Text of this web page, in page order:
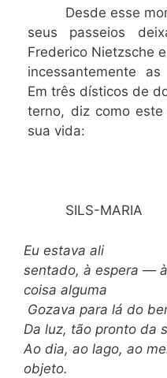
Desde esse
seus passeios
Frederico Nietzsche
incessantemente
Em três dísticos de
terno, diz como este
sua vida:
SILS-MARIA
Eu estava ali
sentado, à espera —
coisa alguma
Gozava para lá do
Da luz, tão pronto da
Ao dia, ao lago, ao
objeto.